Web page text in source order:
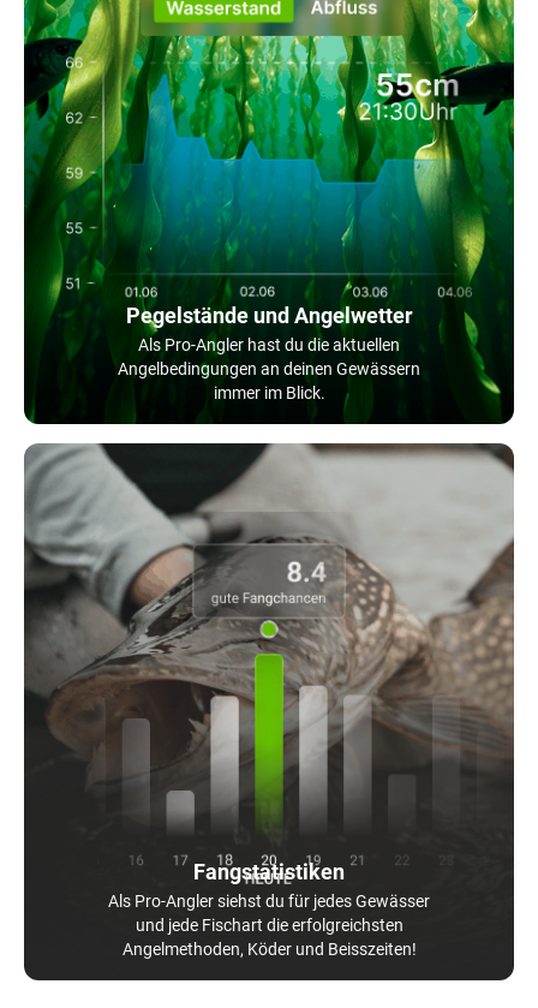
Pegelstände und Angelwetter
Als Pro-Angler hast du die aktuellen
Angelbedingungen an deinen Gewässern
immer im Blick.
Fangstatistiken
Als Pro-Angler siehst du für jedes Gewässer
und jede Fischart die erfolgreichsten
Angelmethoden, Köder und Beisszeiten!